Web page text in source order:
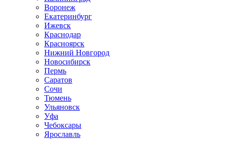
Воронеж
Екатеринбург
Ижевск
Краснодар
Красноярск
Нижний Новгород
Новосибирск
Пермь
Саратов
Сочи
Тюмень
Ульяновск
Уфа
Чебоксары
Ярославль